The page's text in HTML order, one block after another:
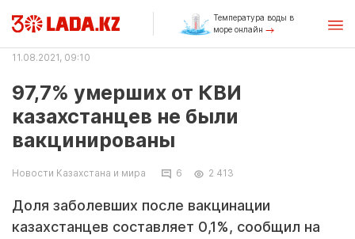
Температура воды в
море онлайн
11.08.2021, 09:10
97,7% умерших от КВИ
казахстанцев не были
вакцинированы
Новости Казахстана и мира 6 2 413
Доля заболевших после вакцинации
казахстанцев составляет 0,1%, сообщил на